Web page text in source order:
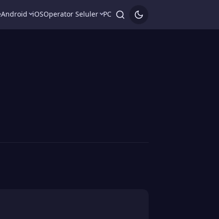
Android iOSOperator Seluler PC